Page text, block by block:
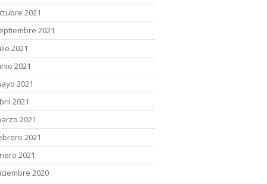
2021
2021
2021
2021
2021
2021
2021
2021
2021
2020